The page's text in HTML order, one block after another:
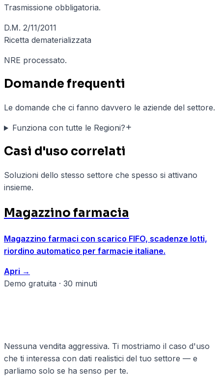
Trasmissione obbligatoria.
D.M. 2/11/2011
Ricetta dematerializzata
NRE processato.
Domande frequenti
Le domande che ci fanno davvero le aziende del settore.
Funziona con tutte le Regioni?
Casi d'uso correlati
Soluzioni dello stesso settore che spesso si attivano
insieme.
Magazzino farmacia
Magazzino farmaci con scarico FIFO, scadenze lotti,
riordino automatico per farmacie italiane.
Apri →
Demo gratuita · 30 minuti
Nessuna vendita aggressiva. Ti mostriamo il caso d'uso
che ti interessa con dati realistici del tuo settore — e
parliamo solo se ha senso per te.